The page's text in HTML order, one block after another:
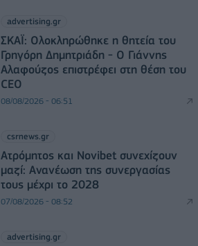
advertising.gr
ΣΚΑΪ: Ολοκληρώθηκε η θητεία του
Γρηγόρη Δημητριάδη - Ο Γιάννης
Αλαφούζος επιστρέφει στη θέση του
CEO
08/08/2026 - 06:51
csrnews.gr
Ατρόμητος και Novibet συνεχίζουν
μαζί: Ανανέωση της συνεργασίας
τους μέχρι το 2028
07/08/2026 - 08:52
advertising.gr